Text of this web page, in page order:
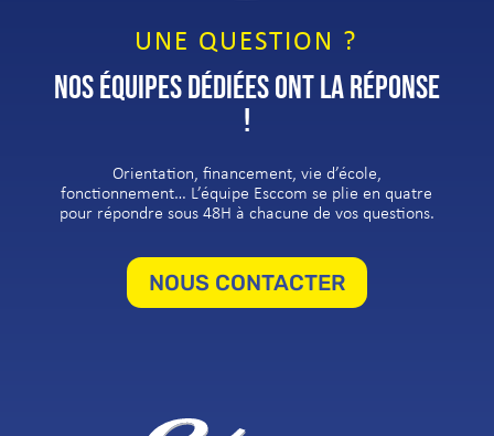
UNE QUESTION ?
NOS ÉQUIPES DÉDIÉES ONT LA RÉPONSE
!
Orientation, financement, vie d’école,
fonctionnement… L’équipe Esccom se plie en quatre
pour répondre sous 48H à chacune de vos questions.
NOUS CONTACTER